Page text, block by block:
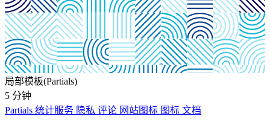
局部模板(Partials)
5 分钟
Partials 统计服务 隐私 评论 网站图标 图标 文档